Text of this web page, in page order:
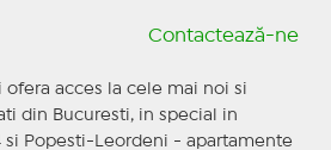
Contactează-ne
acces la cele mai noi si
din Bucuresti, in special in
si Popesti-Leordeni - apartamente